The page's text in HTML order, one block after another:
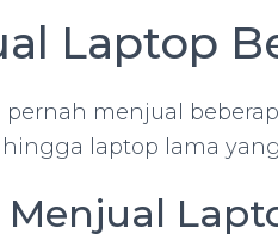
Laptop
pernah menjual
laptop lama
Menjual